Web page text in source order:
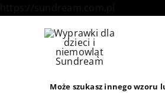
Może szukasz innego wzoru